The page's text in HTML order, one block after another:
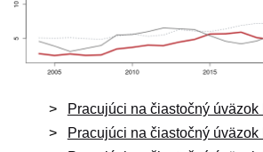
Pracujúci na čiastočný
Pracujúci na čiastočný